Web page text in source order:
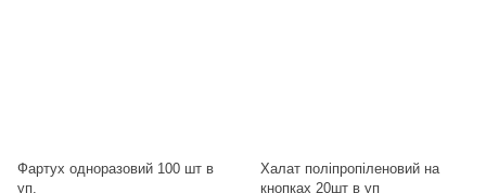
Фартух одноразовий 100 шт в
уп.
Халат поліпропіленовий на
кнопках 20шт в уп